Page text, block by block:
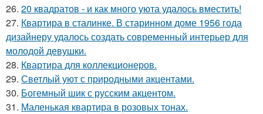
26. 20 квадратов - и как много уюта удалось вместить!
27. Квартира в сталинке. В старинном доме 1956 года
дизайнеру удалось создать современный интерьер для
молодой девушки.
28. Квартира для коллекционеров.
29. Светлый уют с природными акцентами.
30. Богемный шик с русским акцентом.
31. Маленькая квартира в розовых тонах.